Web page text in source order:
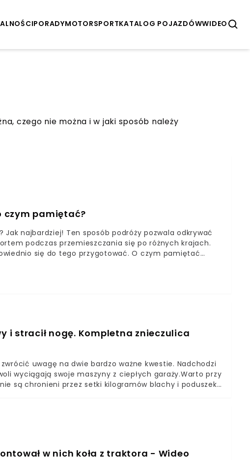
PORADYMOTORSPORTKATALOG POJAZDÓWWIDEO
czego nie można i w jaki sposób należy
czym pamiętać?
najbardziej! Ten sposób podróży pozwala odkrywać
podczas przemieszczania się po różnych krajach.
się do tego przygotować. O czym pamiętać
i stracił nogę. Kompletna znieczulica
uwagę na dwie bardzo ważne kwestie. Nadchodzi
wyciągają swoje maszyny z ciepłych garaży.Warto przy
są chronieni przez setki kilogramów blachy i poduszek
w nich koła z traktora - Wideo